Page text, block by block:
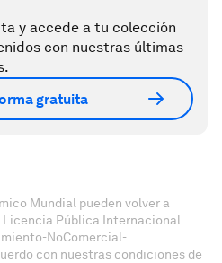
y accede a tu colección
con nuestras últimas
gratuita
Mundial pueden volver a
Licencia Pública Internacional
NoComercial-
con nuestras condiciones de